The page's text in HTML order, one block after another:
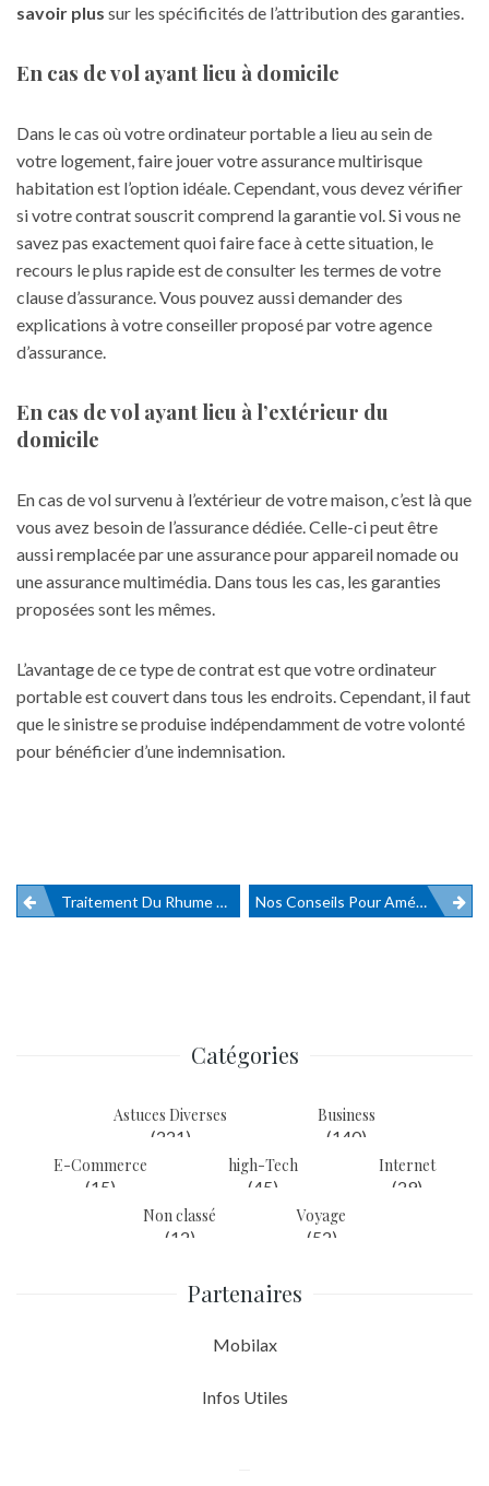
savoir plus sur les spécificités de l’attribution des garanties.
En cas de vol ayant lieu à domicile
Dans le cas où votre ordinateur portable a lieu au sein de
votre logement, faire jouer votre assurance multirisque
habitation est l’option idéale. Cependant, vous devez vérifier
si votre contrat souscrit comprend la garantie vol. Si vous ne
savez pas exactement quoi faire face à cette situation, le
recours le plus rapide est de consulter les termes de votre
clause d’assurance. Vous pouvez aussi demander des
explications à votre conseiller proposé par votre agence
d’assurance.
En cas de vol ayant lieu à l’extérieur du
domicile
En cas de vol survenu à l’extérieur devotre maison, c’est là que
vous avez besoin de l’assurance dédiée. Celle-ci peut être
aussi remplacée par une assurance pour appareil nomade ou
une assurance multimédia. Dans tous les cas, les garanties
proposées sont les mêmes.
L’avantage de ce type de contrat est que votre ordinateur
portable est couvert dans tous les endroits. Cependant, il faut
que le sinistre se produise indépendamment de votre volonté
pour bénéficier d’une indemnisation.
Navigation
Traitement Du Rhume Des Foins : Comment Vaincre Les Allergies De Printemps ? Nos Conseils Pour Améliorer Votre Gestion Logistique
Catégories
Astuces Diverses
(221)
Business
(140)
E-Commerce
(15)
high-Tech
(45)
Internet
(29)
Non classé
(12)
Voyage
(52)
Partenaires
Mobilax
Infos Utiles